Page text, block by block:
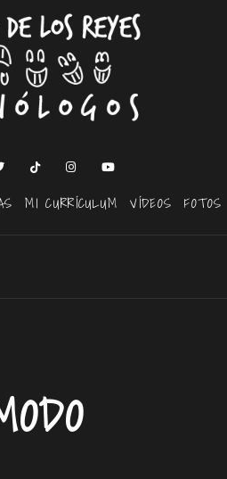
MI CURRÍCULUM VÍDEOS FOTOS